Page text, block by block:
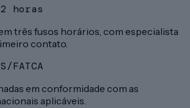
horas
três fusos horários, com especialista
contato.
FATCA
em conformidade com as
aplicáveis.